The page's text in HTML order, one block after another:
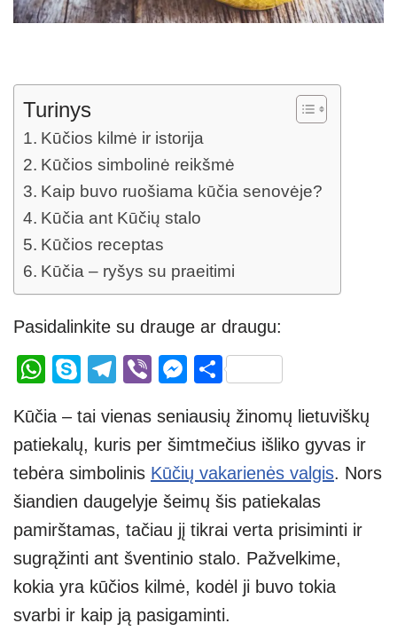
Turinys
Kūčios kilmė ir istorija
Kūčios simbolinė reikšmė
Kaip buvo ruošiama kūčia senovėje?
Kūčia ant Kūčių stalo
Kūčios receptas
Kūčia – ryšys su praeitimi
Pasidalinkite su drauge ar draugu:
W
at
s
A
p
p
S
p
e
T
e
gr
a
m
Vi
er
M
ss
e
n
g
er
S
ar
e
Kūčia – tai vienas seniausių žinomų lietuviškų
patiekalų, kuris per šimtmečius išliko gyvas ir
tebėra simbolinis Kūčių vakarienės valgis. Nors
šiandien daugelyje šeimų šis patiekalas
pamirštamas, tačiau jį tikrai verta prisiminti ir
sugrąžinti ant šventinio stalo. Pažvelkime,
kokia yra kūčios kilmė, kodėl ji buvo tokia
svarbi ir kaip ją pasigaminti.